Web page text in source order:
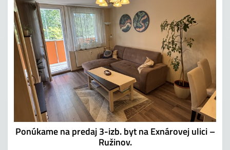
Ponúkame na predaj 3-izb. byt na Exnárovej ulici –
Ružinov.